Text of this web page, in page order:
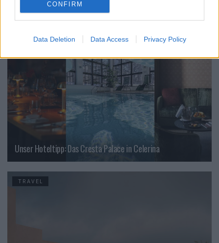
CONFIRM
Data Deletion Data Access Privacy Policy
Unser Hoteltipp: Das Cresta Palace in Celerina
TRAVEL